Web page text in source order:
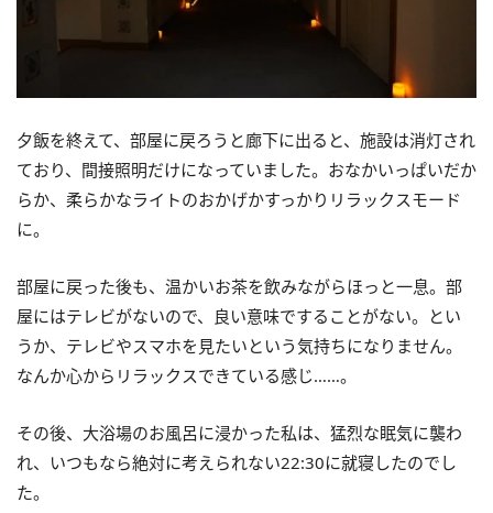
夕飯を終えて、部屋に戻ろうと廊下に出ると、施設は消灯され
ており、間接照明だけになっていました。おなかいっぱいだか
らか、柔らかなライトのおかげかすっかりリラックスモード
に。
部屋に戻った後も、温かいお茶を飲みながらほっと一息。部
屋にはテレビがないので、良い意味ですることがない。とい
うか、テレビやスマホを見たいという気持ちになりません。
なんか心からリラックスできている感じ……。
その後、大浴場のお風呂に浸かった私は、猛烈な眠気に襲わ
れ、いつもなら絶対に考えられない22:30に就寝したのでし
た。